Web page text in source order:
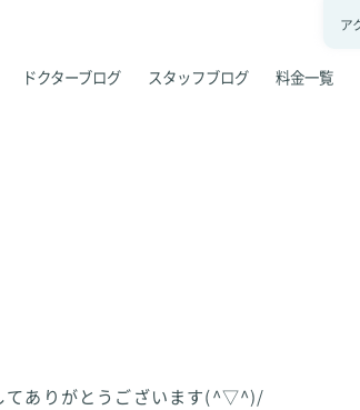
ア
ドクターブログ スタッフブログ 料金一覧
ありがとうございます(^▽^)/